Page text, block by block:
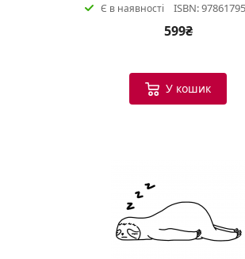
Є в наявності ISBN:
599₴
У кошик